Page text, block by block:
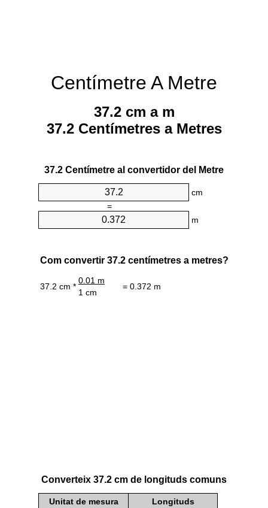
Centímetre A Metre
37.2 cm a m
37.2 Centímetres a Metres
37.2 Centímetre al convertidor del Metre
cm
=
m
Com convertir 37.2 centímetres a metres?
37.2 cm *
0.01 m
= 0.372 m
1 cm
Converteix 37.2 cm de longituds comuns
Unitat de mesura Longituds